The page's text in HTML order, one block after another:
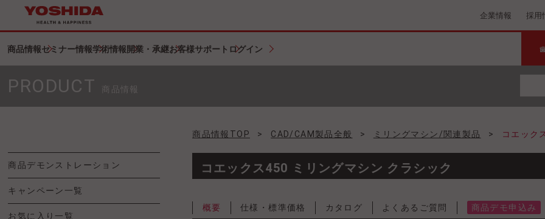
企業情報 採用
商品情報セミナー情報学術情報開業・承継お客様サポート ログイン
PRODUCT 商品情報
商品デモンストレーション
キャンペーン一覧
お気に入り一覧
商品情報TOP > CAD/CAM製品全般 > ミリングマシン/関連製品 > コエック
コエックス450 ミリングマシン クラシック
概要 仕様・標準価格 カタログ よくあるご質問 商品デモ申込み